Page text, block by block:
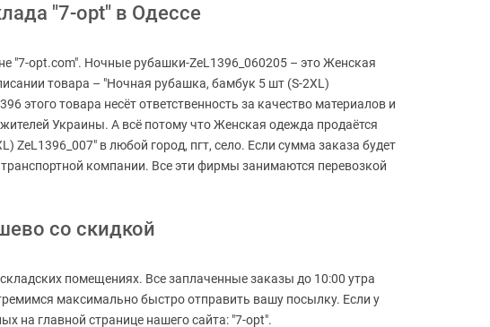
"7-opt" в Одессе
"7-opt.com". Ночные рубашки-ZeL1396_060205 – это Женская
товара – "Ночная рубашка, бамбук 5 шт (S-2XL)
этого товара несёт ответственность за качество материалов и
Украины. А всё потому что Женская одежда продаётся
в любой город, пгт, село. Если сумма заказа будет
компании. Все эти фирмы занимаются перевозкой
со скидкой
помещениях. Все заплаченные заказы до 10:00 утра
максимально быстро отправить вашу посылку. Если у
на главной странице нашего сайта: "7-opt".